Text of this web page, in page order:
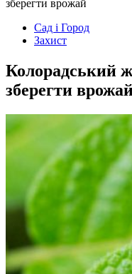
зберегти врожай
Сад і Город
Захист
Колорадський
зберегти